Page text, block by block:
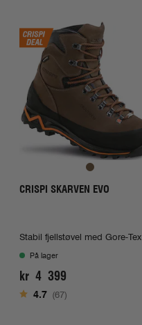
CRISPI SKARVEN EVO
Stabil fjellstøvel med Gore-Tex
På lager
kr 4 399
Karakter:
4.7(67)